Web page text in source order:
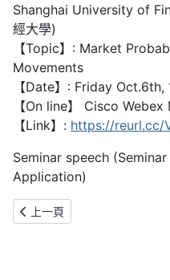
Shanghai University of
經大學)
【Topic】: Market
Movements
【Date】: Friday
【On line】 Cisco
【Link】: https://reurl.cc/
Seminar speech
Application)
上一篇文章: Social Value
上一頁